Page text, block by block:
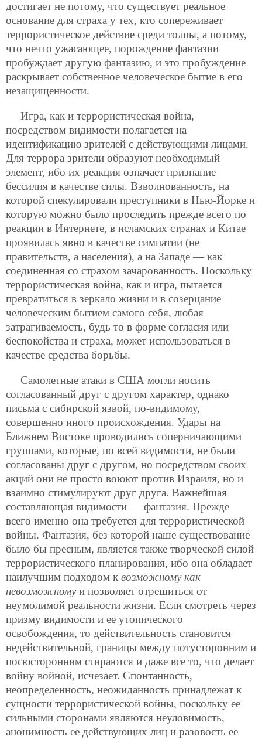
достигает не потому, что существует реальное
основание для страха у тех, кто сопереживает
террористическое действие среди толпы, а потому,
что нечто ужасающее, порождение фантазии
пробуждает другую фантазию, и это пробуждение
раскрывает собственное человеческое бытие в его
незащищенности.
Игра, как и террористическая война,
посредством видимости полагается на
идентификацию зрителей с действующими лицами.
Для террора зрители образуют необходимый
элемент, ибо их реакция означает признание
бессилия в качестве силы. Взволнованность, на
которой спекулировали преступники в Нью-Йорке и
которую можно было проследить прежде всего по
реакции в Интернете, в исламских странах и Китае
проявилась явно в качестве симпатии (не
правительств, а населения), а на Западе — как
соединенная со страхом зачарованность. Поскольку
террористическая война, как и игра, пытается
превратиться в зеркало жизни и в созерцание
человеческим бытием самого себя, любая
затрагиваемость, будь то в форме согласия или
беспокойства и страха, может использоваться в
качестве средства борьбы.
Самолетные атаки в США могли носить
согласованный друг с другом характер, однако
письма с сибирской язвой, по-видимому,
совершенно иного происхождения. Удары на
Ближнем Востоке проводились соперничающими
группами, которые, по всей видимости, не были
согласованы друг с другом, но посредством своих
акций они не просто воюют против Израиля, но и
взаимно стимулируют друг друга. Важнейшая
составляющая видимости — фантазия. Прежде
всего именно она требуется для террористической
войны. Фантазия, без которой наше существование
было бы пресным, является также творческой силой
террористического планирования, ибо она обладает
наилучшим подходом к возможному как
невозможномуи позволяет отрешиться от
неумолимой реальности жизни. Если смотреть через
призму видимости и ее утопического
освобождения, то действительность становится
недействительной, границы между потусторонним и
посюсторонним стираются и даже все то, что делает
войну войной, исчезает. Спонтанность,
неопределенность, неожиданность принадлежат к
сущности террористической войны, поскольку ее
сильными сторонами являются неуловимость,
анонимность ее действующих лиц и разовость ее